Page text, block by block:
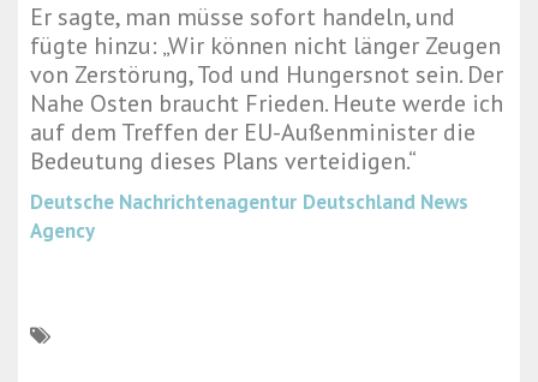
Er sagte, man müsse sofort handeln, und
fügte hinzu: „Wir können nicht länger Zeugen
von Zerstörung, Tod und Hungersnot sein. Der
Nahe Osten braucht Frieden. Heute werde ich
auf dem Treffen der EU-Außenminister die
Bedeutung dieses Plans verteidigen.“
Deutsche Nachrichtenagentur Deutschland News
Agency